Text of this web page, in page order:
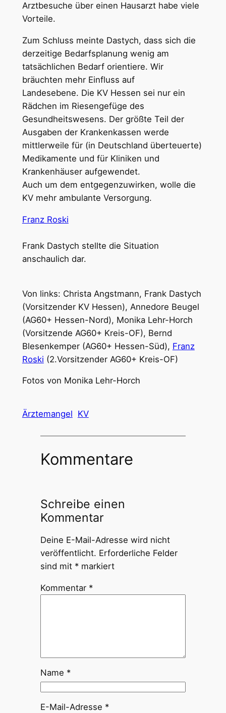
Arztbesuche über einen Hausarzt habe viele
Vorteile.
Zum Schluss meinte Dastych, dass sich die
derzeitige Bedarfsplanung wenig am
tatsächlichen Bedarf orientiere. Wir
bräuchten mehr Einfluss auf
Landesebene. Die KV Hessen sei nur ein
Rädchen im Riesengefüge des
Gesundheitswesens. Der größte Teil der
Ausgaben der Krankenkassen werde
mittlerweile für (in Deutschland überteuerte)
Medikamente und für Kliniken und
Krankenhäuser aufgewendet.
Auch um dem entgegenzuwirken, wolle die
KV mehr ambulante Versorgung.
Franz Roski
Frank Dastych stellte die Situation
anschaulich dar.
Von links: Christa Angstmann, Frank Dastych
(Vorsitzender KV Hessen), Annedore Beugel
(AG60+ Hessen-Nord), Monika Lehr-Horch
(Vorsitzende AG60+ Kreis-OF), Bernd
Blesenkemper (AG60+ Hessen-Süd), Franz
Roski (2.Vorsitzender AG60+ Kreis-OF)
Fotos von Monika Lehr-Horch
Ärztemangel KV
Kommentare
Schreibe einen
Kommentar
Deine E-Mail-Adresse wird nicht
veröffentlicht. Erforderliche Felder
sind mit *markiert
Kommentar *
Name *
E-Mail-Adresse *